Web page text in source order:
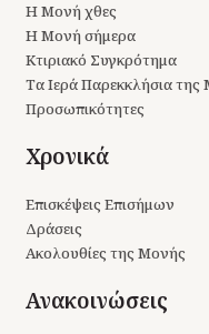
Η Μονή χθες
Η Μονή σήμερα
Κτιριακό Συγκρότημα
Τα Ιερά Παρεκκλήσια της
Προσωπικότητες
Χρονικά
Επισκέψεις Επισήμων
Δράσεις
Ακολουθίες της Μονής
Ανακοινώσεις